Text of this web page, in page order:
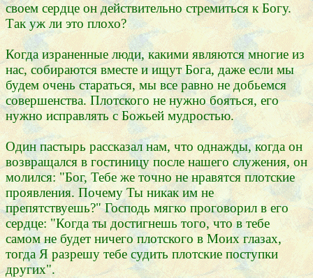
своем сердце он действительно стремиться к Богу.
Так уж ли это плохо?
Когда израненные люди, какими являются многие из
нас, собираются вместе и ищут Бога, даже если мы
будем очень стараться, мы все равно не добьемся
совершенства. Плотского не нужно бояться, его
нужно исправлять с Божьей мудростью.
Один пастырь рассказал нам, что однажды, когда он
возвращался в гостиницу после нашего служения, он
молился: "Бог, Тебе же точно не нравятся плотские
проявления. Почему Ты никак им не
препятствуешь?" Господь мягко проговорил в его
сердце: "Когда ты достигнешь того, что в тебе
самом не будет ничего плотского в Моих глазах,
тогда Я разрешу тебе судить плотские поступки
других".